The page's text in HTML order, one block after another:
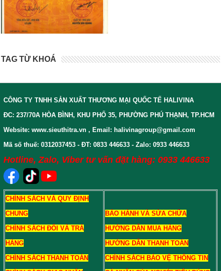
TAG TỪ KHOÁ
CÔNG TY TNHH SẢN XUẤT THƯƠNG MẠI QUỐC TẾ HALIVINA
ĐC: 237/70A HÒA BÌNH, KHU PHỐ 35, PHƯỜNG PHÚ THẠNH, TP.HCM
Website: www.sieuthitra.vn , Email: halivinagroup@gmail.com
Mã số thuế: 0312037453 - ĐT: 0833 446633 - Zalo: 0933 446633
Hotline, Zalo, Viber tư vấn đặt hàng: 0933 446633
CHÍNH SÁCH VÀ QUY ĐỊNH
CHUNG
CHÍNH SÁCH ĐỔI VÀ TRẢ
HÀNG
CHÍNH SÁCH THANH TOÁN
BẢO HÀNH VÀ SỬA CHỮA
HƯỚNG DẪN MUA HÀNG
HƯỚNG DẪN THANH TOÁN
CHÍNH SÁCH BẢO VỆ THÔNG TIN